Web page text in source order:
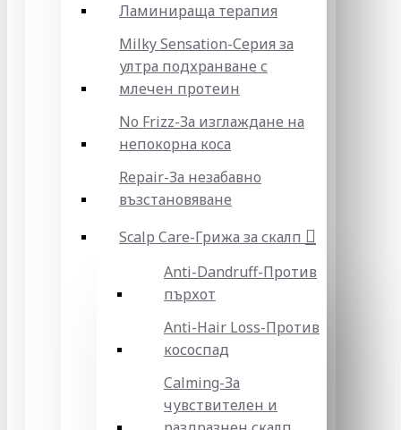
Ламинираща терапия
Milky Sensation-Серия за
ултра подхранване с
млечен протеин
No Frizz-За изглаждане на
непокорна коса
Repair-За незабавно
възстановяване
Scalp Care-Грижа за скалп
Anti-Dandruff-Против
пърхот
Anti-Hair Loss-Против
кососпад
Calming-За
чувствителен и